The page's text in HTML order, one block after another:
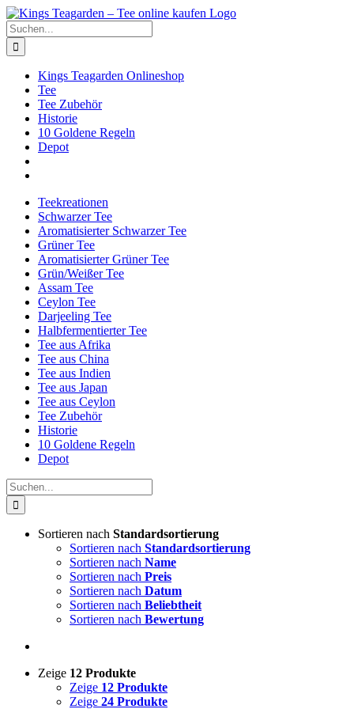
Zum
Inhalt
springen
Facebook
X
Instagram
Pinterest
Suche
nach:
Kings Teagarden Onlineshop
Tee
Tee Zubehör
Historie
10 Goldene Regeln
Depot
Teekreationen
Schwarzer Tee
Aromatisierter Schwarzer Tee
Grüner Tee
Aromatisierter Grüner Tee
Grün/Weißer Tee
Assam Tee
Ceylon Tee
Darjeeling Tee
Halbfermentierter Tee
Tee aus Afrika
Tee aus China
Tee aus Indien
Tee aus Japan
Tee aus Ceylon
Tee Zubehör
Historie
10 Goldene Regeln
Depot
Suche
nach:
Sortieren nach Standardsortierung
Sortieren nach Standardsortierung
Sortieren nach Name
Sortieren nach Preis
Sortieren nach Datum
Sortieren nach Beliebtheit
Sortieren nach Bewertung
Zeige 12 Produkte
Zeige 12 Produkte
Zeige 24 Produkte